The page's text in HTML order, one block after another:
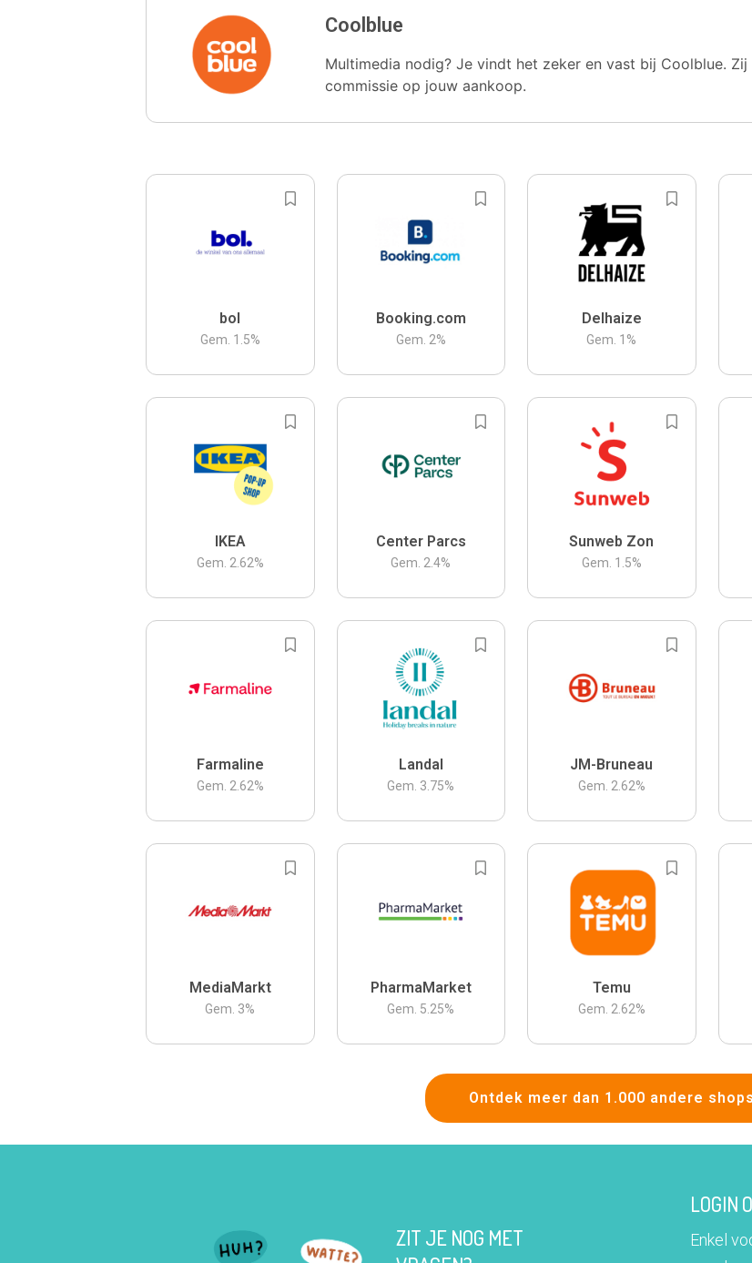
Coolblue
Multimedia nodig? Je vindt het zeker en vast bij Coolblue. Zij
commissie op jouw aankoop.
bol
Gem. 1.5%
Booking.com
Gem. 2%
Delhaize
Gem. 1 %
IKEA
Gem. 2.62%
Center Parcs
Gem. 2.4%
Sunweb Zon
Gem. 1.5%
Farmaline
Gem. 2.62%
Landal
Gem. 3.75%
JM-Bruneau
Gem. 2.62%
MediaMarkt
Gem. 3%
PharmaMarket
Gem. 5.25%
Temu
Gem. 2.62%
Ontdek meer dan 1.000 andere shops
ZIT JE NOG MET
LOGIN
Enkel